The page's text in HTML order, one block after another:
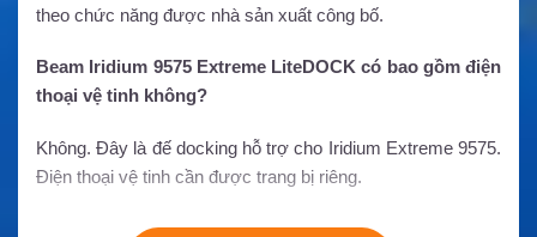
theo chức năng được nhà sản xuất công bố.
Beam Iridium 9575 Extreme LiteDOCK có bao gồm điện
thoại vệ tinh không?
Không. Đây là đế docking hỗ trợ cho Iridium Extreme 9575.
Điện thoại vệ tinh cần được trang bị riêng.